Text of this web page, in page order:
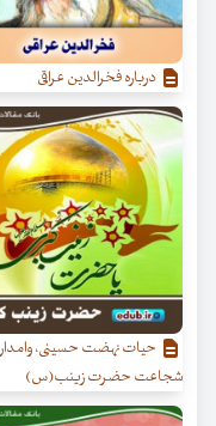
درباره فخرالدین عراقی
حیات نهضت حسینی، وامدار
شجاعت حضرت زینب(س)